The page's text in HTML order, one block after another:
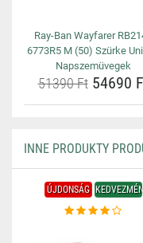
Ray-Ban Wayfarer
6773R5 M (50) Szürke
Napszemüvegek
51390 Ft54690
INNE PRODUKTY
ÚJDONSÁG